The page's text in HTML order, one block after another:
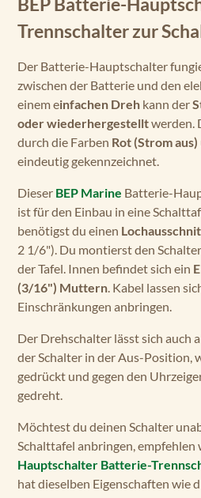
Trennschalter zur
Der Batterie-Hauptschalter
zwischen der Batterie und den
einem einfachen Dreh kann der
oder wiederhergestelltwerden.
durch die Farben Rot (Strom aus)
eindeutig gekennzeichnet.
Dieser BEP Marine Batterie-
ist für den Einbau in eine
benötigst du einen
2 1/6"). Du montierst den
der Tafel. Innen befindet sich ein
(3/16") Muttern. Kabel lassen
Einschränkungen anbringen.
Der Drehschalter lässt sich auch
der Schalter in der Aus-Position,
gedrückt und gegen den
gedreht.
Möchtest du deinen Schalter
Schalttafel anbringen, empfehlen
Hauptschalter Batterie-
hat dieselben Eigenschaften wie